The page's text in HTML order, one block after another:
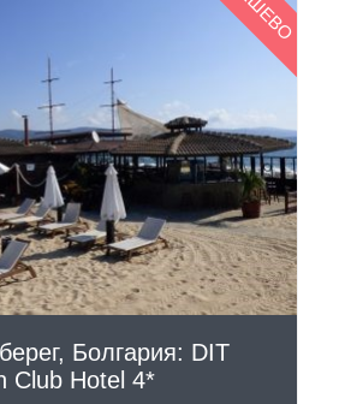
СМОТРЕТЬ
Болгария: DIT
Club Hotel 4*